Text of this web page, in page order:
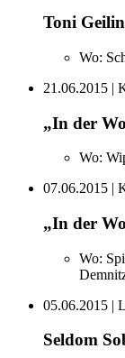
Toni
Wo:
21.06.2015 |
„In der
Wo:
07.06.2015 |
„In der
Wo:
05.06.2015 |
Seldom